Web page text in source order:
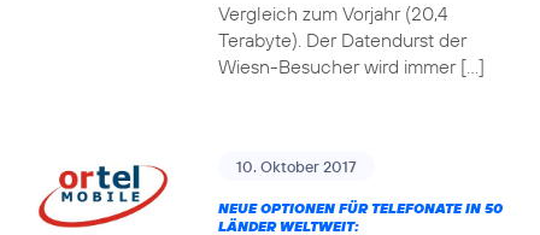
Vergleich zum Vorjahr (20,4
Terabyte). Der Datendurst der
Wiesn-Besucher wird immer […]
10. Oktober 2017
NEUE OPTIONEN FÜR TELEFONATE IN 50
LÄNDER WELTWEIT: